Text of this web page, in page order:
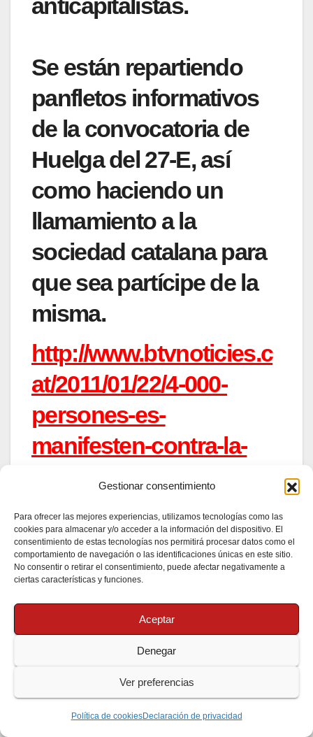
Gestionar consentimiento
Para ofrecer las mejores experiencias, utilizamos tecnologías como las
cookies para almacenar y/o acceder a la información del dispositivo. El
consentimiento de estas tecnologías nos permitirá procesar datos como el
comportamiento de navegación o las identificaciones únicas en este sitio.
No consentir o retirar el consentimiento, puede afectar negativamente a
ciertas características y funciones.
Aceptar
Denegar
Ver preferencias
Política de cookiesDeclaración de privacidad
anticapitalistas.
Se están repartiendo
panfletos informativos
de la convocatoria de
Huelga del 27-E, así
como haciendo un
llamamiento a la
sociedad catalana para
que sea partícipe de la
misma.
http://www.btvnoticies.c
at/2011/01/22/4-000-
persones-es-
manifesten-contra-la-
retallada-de-les-
pensions/
http://www.kaosenlared.
net/noticia/seguiment-
mossos-desalojan-
antiguos-multicines-via-
http://barcelona.indyme